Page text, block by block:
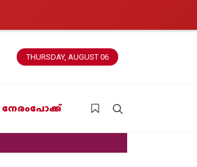
THURSDAY, AUGUST 06
നേരംപോക്ക്